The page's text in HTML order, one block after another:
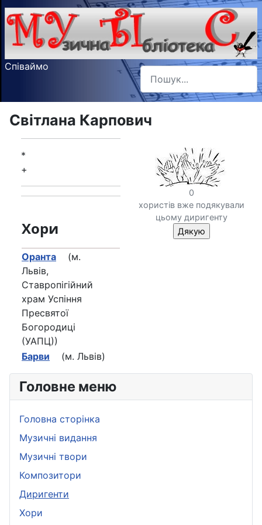
Співаймо Пошук
Type 2 or more characters
Головне меню
Головна сторінка
Музичні видання
Музичні твори
Композитори
Диригенти
Хори
Світлана Карпович
0
хористів вже подякували
цьому диригенту
*
+
Хори
Оранта (м.
Львів,
Ставропігійний
храм Успіння
Пресвятої
Богородиці
(УАПЦ))
Барви (м. Львів)